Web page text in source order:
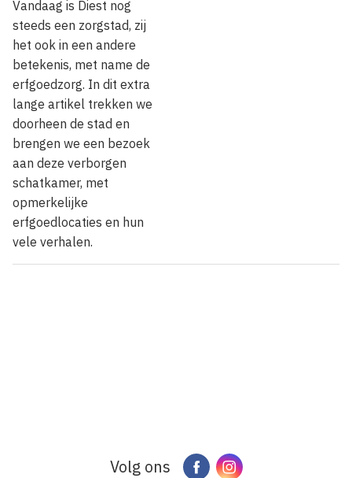
Vandaag is Diest nog
steeds een zorgstad, zij
het ook in een andere
betekenis, met name de
erfgoedzorg. In dit extra
lange artikel trekken we
doorheen de stad en
brengen we een bezoek
aan deze verborgen
schatkamer, met
opmerkelijke
erfgoedlocaties en hun
vele verhalen.
Volg ons FacebookInstagram